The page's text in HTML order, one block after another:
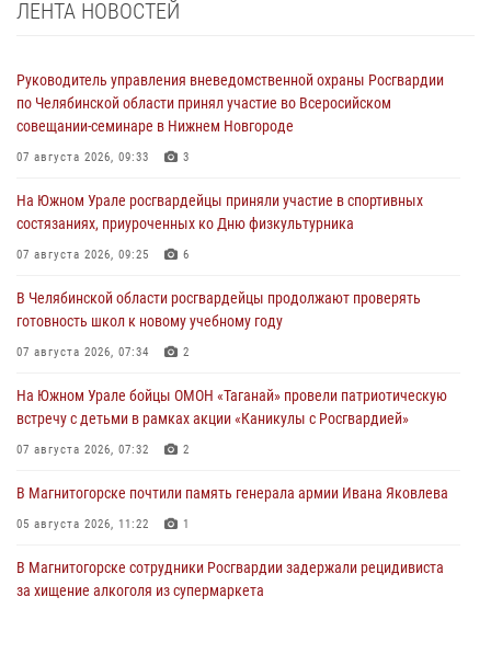
ЛЕНТА НОВОСТЕЙ
Руководитель управления вневедомственной охраны Росгвардии
по Челябинской области принял участие во Всеросийском
совещании-семинаре в Нижнем Новгороде
07 августа 2026, 09:33 3
На Южном Урале росгвардейцы приняли участие в спортивных
состязаниях, приуроченных ко Дню физкультурника
07 августа 2026, 09:25 6
В Челябинской области росгвардейцы продолжают проверять
готовность школ к новому учебному году
07 августа 2026, 07:34 2
На Южном Урале бойцы ОМОН «Таганай» провели патриотическую
встречу с детьми в рамках акции «Каникулы с Росгвардией»
07 августа 2026, 07:32 2
В Магнитогорске почтили память генерала армии Ивана Яковлева
05 августа 2026, 11:22 1
В Магнитогорске сотрудники Росгвардии задержали рецидивиста
за хищение алкоголя из супермаркета